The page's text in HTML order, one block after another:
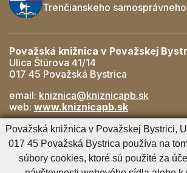
Trenčianskeho
Považská knižnica v Považskej
Ulica Štúrova 41/14
017 45 Považská Bystrica
email: kniznica@kniznicapb.sk
web: www.kniznicapb.sk
Pobočky
Rozkvet- 042/432 56 59,
SNP- 0901 918 843,
Považská knižnica v Považskej Bystrici,
017 45 Považská Bystrica používa na
súbory cookies, ktoré sú použité za